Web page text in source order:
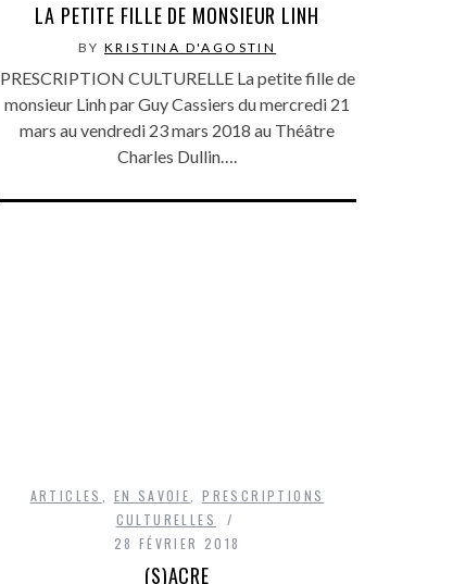
LA PETITE FILLE DE MONSIEUR LINH
BY KRISTINA D'AGOSTIN
PRESCRIPTION CULTURELLE La petite fille de
monsieur Linh par Guy Cassiers du mercredi 21
mars au vendredi 23 mars 2018 au Théâtre
Charles Dullin….
ARTICLES , EN SAVOIE,PRESCRIPTIONS
CULTURELLES
28 FÉVRIER 2018
(S)ACRE